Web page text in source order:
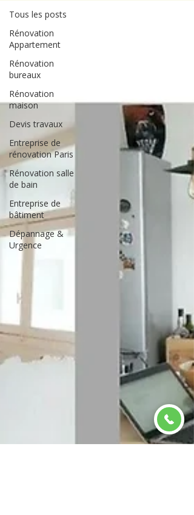
Tous les posts
Rénovation
Appartement
Rénovation
bureaux
Rénovation
maison
Devis travaux
Entreprise de
rénovation Paris
Rénovation salle
de bain
Entreprise de
bâtiment
Dépannage &
Urgence